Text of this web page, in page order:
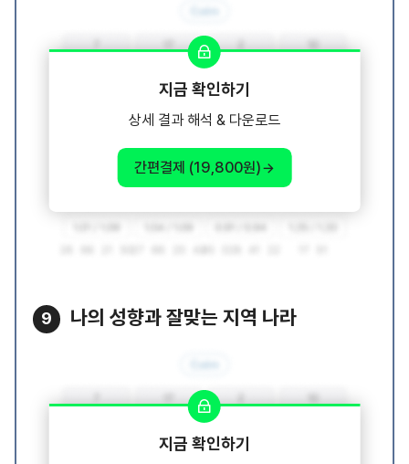
지금 확인하기
상세 결과 해석 & 다운로드
간편결제 (19,800원)
9 나의 성향과 잘맞는 지역 나라
지금 확인하기